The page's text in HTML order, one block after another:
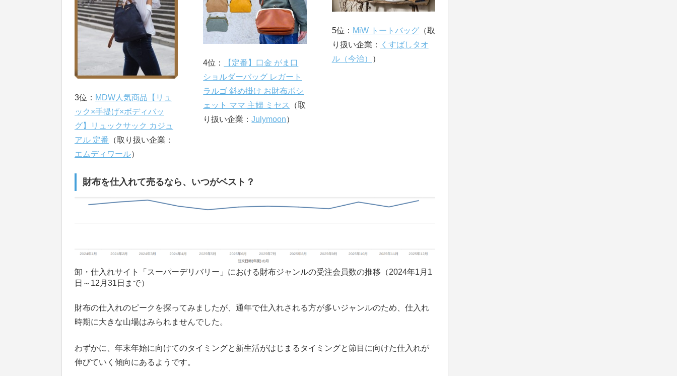
3位： MDW人気商品【リュ
ック×手提げ×ボディバッ
グ】リュックサック カジュ
アル 定番 （取り扱い企業：
エムディワール）
4位：
【定番】口金 がま口
ショルダーバッグ レガート
ラルゴ 斜め掛け お財布ポシ
ェット ママ 主婦 ミセス
（取
り扱い企業：Julymoon）
5位： MiW トートバッグ（取
り扱い企業：
くすばしタオ
ル（今治）
）
財布を仕入れて売るなら、いつがベスト？
卸・仕入れサイト「スーパーデリバリー」における財布ジャンルの受注会員数の推移（2024年1月1
日～12月31日まで）
財布の仕入れのピークを探ってみましたが、通年で仕入れされる方が多いジャンルのため、仕入れ
時期に大きな山場はみられませんでした。
わずかに、年末年始に向けてのタイミングと新生活がはじまるタイミングと節目に向けた仕入れが
伸びていく傾向にあるようです。